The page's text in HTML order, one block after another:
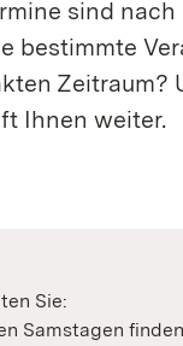
sind
bestimmte
Zeitraum?
Ihnen weiter.
Sie:
Samstagen